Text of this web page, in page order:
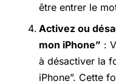
être entrer le
Activez ou
mon iPhone” :
à désactiver la
iPhone”. Cette